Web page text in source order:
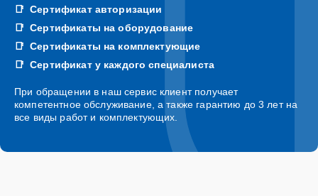
Сертификат авторизации
Сертификаты на оборудование
Сертификаты на комплектующие
Сертификат у каждого специалиста
При обращении в наш сервис клиент получает
компетентное обслуживание, а также гарантию до 3 лет на
все виды работ и комплектующих.